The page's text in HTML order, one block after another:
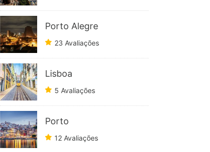
Porto Alegre
23 Avaliações
Lisboa
5 Avaliações
Porto
12 Avaliações